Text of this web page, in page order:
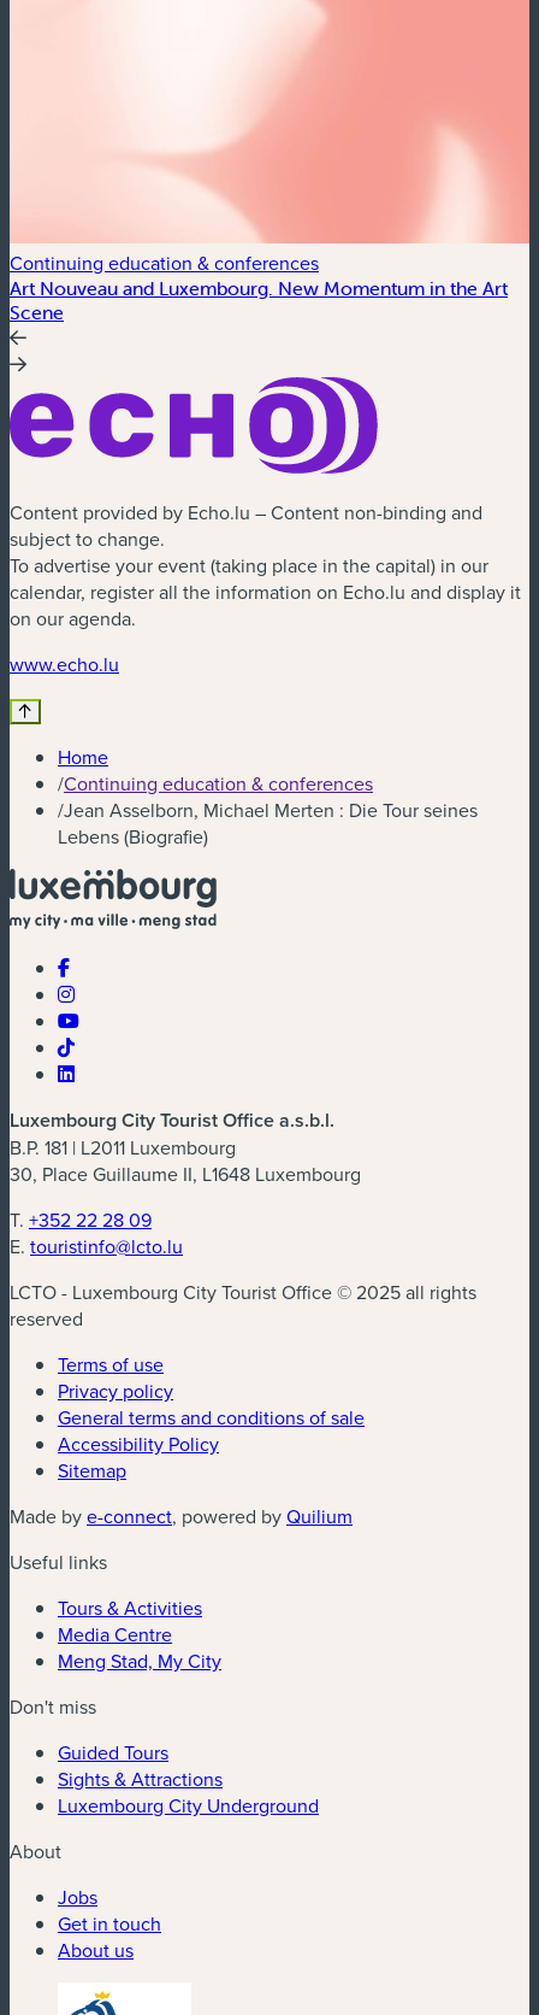
Continuing education & conferences
Art Nouveau and Luxembourg. New Momentum in the Art
Scene
Content provided by Echo.lu – Content non-binding and
subject to change.
To advertise your event (taking place in the capital) in our
calendar, register all the information on Echo.lu and display it
on our agenda.
www.echo.lu
Home
/Continuing education & conferences
/Jean Asselborn, Michael Merten : Die Tour seines
Lebens (Biografie)
Luxembourg City Tourist Office a.s.b.l.
B.P. 181 | L2011 Luxembourg
30, Place Guillaume II, L1648 Luxembourg
T. +352 22 28 09
E. touristinfo@lcto.lu
LCTO - Luxembourg City Tourist Office © 2025 all rights
reserved
Terms of use
Privacy policy
General terms and conditions of sale
Accessibility Policy
Sitemap
Made bye-connect, powered byQuilium
Useful links
Tours & Activities
Media Centre
Meng Stad, My City
Don't miss
Guided Tours
Sights & Attractions
Luxembourg City Underground
About
Jobs
Get in touch
About us